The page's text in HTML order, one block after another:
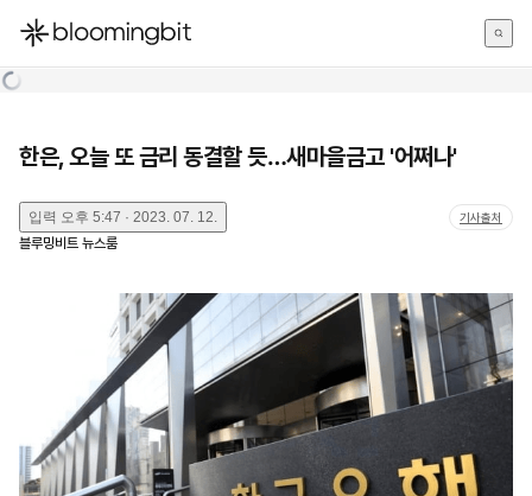
한국어
한은, 오늘 또 금리 동결할 듯…새마을금고 '어쩌나'
입력 오후 5:47 · 2023. 07. 12. 기사출처
블루밍비트 뉴스룸